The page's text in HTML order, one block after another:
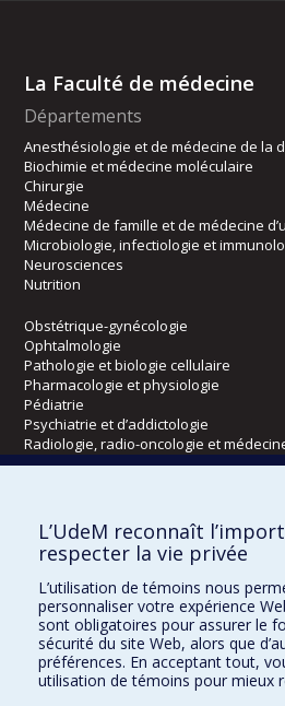
La Faculté de médecine
Départements
Anesthésiologie et de médecine de la
Biochimie et médecine moléculaire
Chirurgie
Médecine
Médecine de famille et de médecine
Microbiologie, infectiologie et
Neurosciences
Nutrition
Obstétrique-gynécologie
Ophtalmologie
Pathologie et biologie cellulaire
Pharmacologie et physiologie
Pédiatrie
Psychiatrie et d’addictologie
Radiologie, radio-oncologie et
Kinésiologie et des sciences de
Orthophonie et audiologie
Réadaptation
Directions
DPC
CPASS
L’UdeM reconnaît
respecter la vie privée
L’utilisation de témoins nous
personnaliser votre expérience
sont obligatoires pour assurer le
sécurité du site Web, alors que
préférences. En acceptant tout,
utilisation de témoins pour mieux